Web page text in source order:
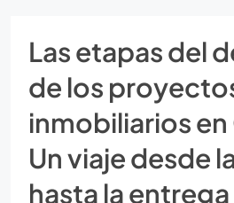
Las etapas del
de los
inmobiliarios
Un viaje desde
hasta la